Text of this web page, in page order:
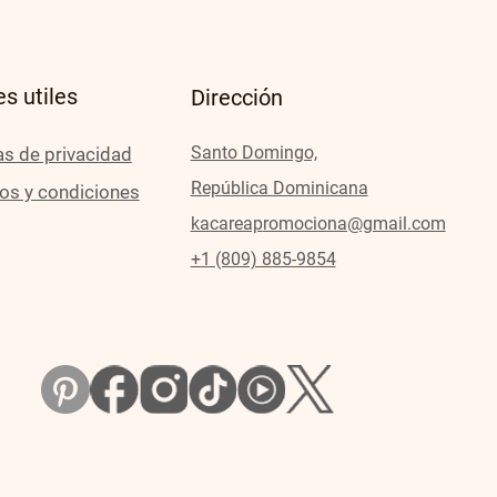
utiles
de privacidad
y condiciones
Dirección
Santo Domingo,
República Dominicana
kacareapromociona@gmail.com
+1 (809) 885-9854